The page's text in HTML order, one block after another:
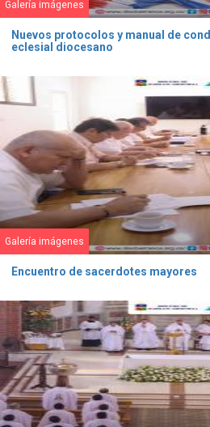
Galería imágenes
Nuevos protocolos y manual de
eclesial diocesano
Galería imágenes
Encuentro de sacerdotes mayores